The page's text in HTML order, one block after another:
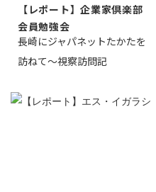
【レポート】企業家倶楽部
会員勉強会
長崎にジャパネットたかたを
訪ねて～視察訪問記